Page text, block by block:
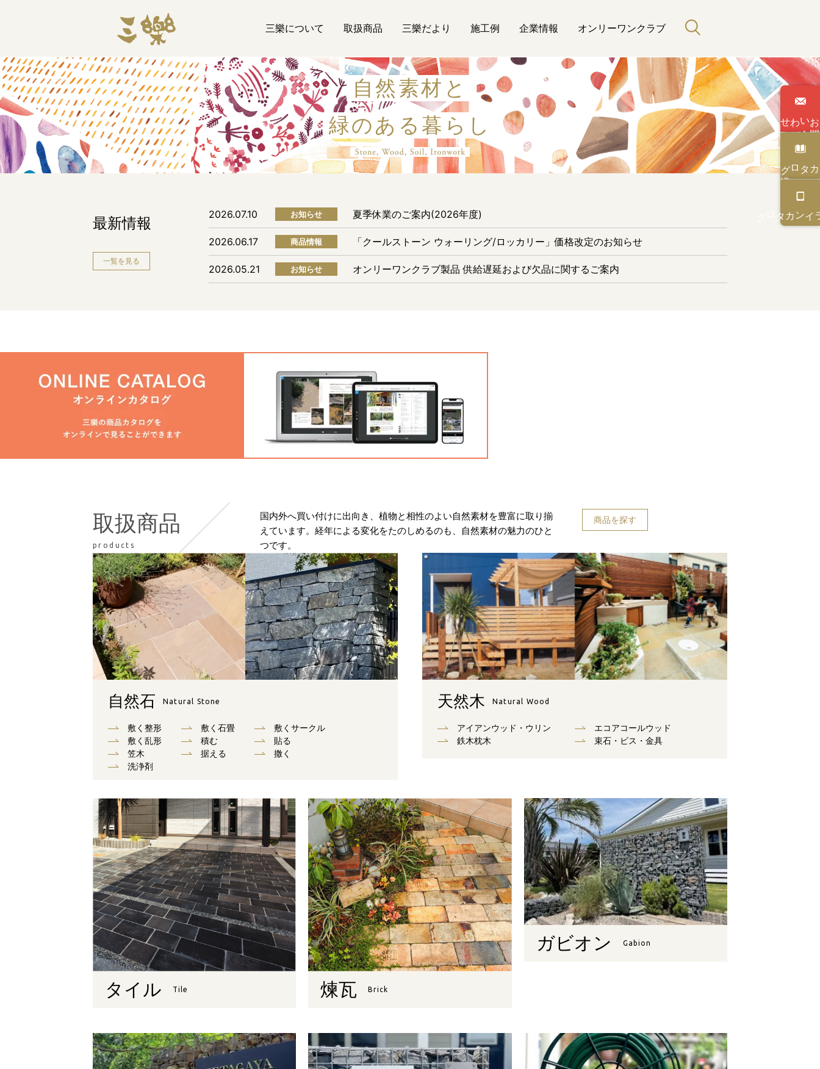
い
わせ
カタログ
オンライン
三樂について 取扱商品 三樂だより 施工例 企業情報 オンリーワンクラブ
自然素材と
緑のある暮らし
最新情報
一覧を見る
2026.07.10 お知らせ 夏季休業のご案内(2026年度)
2026.06.17 商品情報 「クールストーン ウォーリング/ロッカリー」価格改定のお知らせ
2026.05.21 お知らせ オンリーワンクラブ製品 供給遅延および欠品に関するご案内
取扱商品
products
国内外へ買い付けに出向き、植物と相性のよい自然素材を豊富に取り揃
えています。経年による変化をたのしめるのも、自然素材の魅力のひと
つです。
商品を探す
自然石 Natural Stone
敷く整形 敷く石畳
敷くサークル
敷く乱形
積む
貼る
笠木
据える
撒く
洗浄剤
天然木 Natural Wood
アイアンウッド・ウリン
エコアコールウッド
鉄木枕木
束⽯・ビス・⾦具
タイル Tile 煉瓦 Brick
ガビオン Gabion